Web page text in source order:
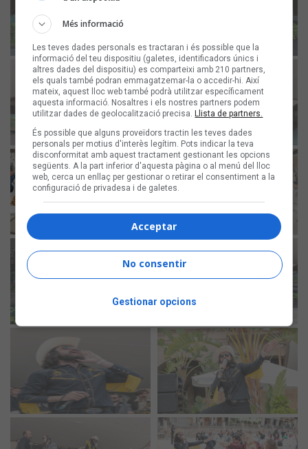
Més informació
Les teves dades personals es tractaran i és possible que la
informació del teu dispositiu (galetes, identificadors únics i
altres dades del dispositiu) es comparteixi amb 210 partners,
els quals també podran emmagatzemar-la o accedir-hi. Així
mateix, aquest lloc web també podrà utilitzar específicament
aquesta informació. Nosaltres i els nostres partners podem
utilitzar dades de geolocalització precisa. Llista de partners.
És possible que alguns proveïdors tractin les teves dades
personals per motius d'interès legítim. Pots indicar la teva
disconformitat amb aquest tractament gestionant les opcions
següents. A la part inferior d'aquesta pàgina o al menú del lloc
web, cerca un enllaç per gestionar o retirar el consentiment a la
configuració de privadesa i de galetes.
Acceptar
No consentir
Gestionar opcions